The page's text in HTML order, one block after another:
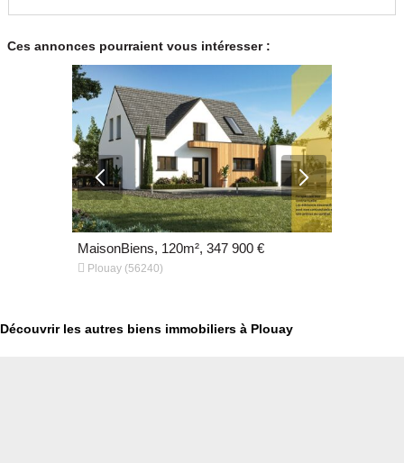
Ces annonces pourraient vous intéresser :
MaisonBiens, 120m², 347 900 €
 Plouay (56240)
Découvrir les autres biens immobiliers à Plouay